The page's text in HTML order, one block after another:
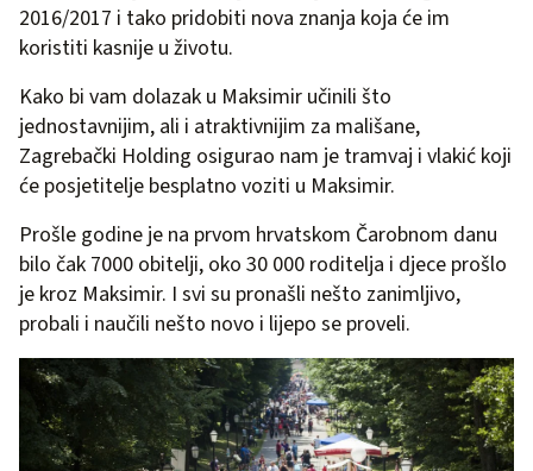
2016/2017 i tako pridobiti nova znanja koja će im
koristiti kasnije u životu.
Kako bi vam dolazak u Maksimir učinili što
jednostavnijim, ali i atraktivnijim za mališane,
Zagrebački Holding osigurao nam je tramvaj i vlakić koji
će posjetitelje besplatno voziti u Maksimir.
Prošle godine je na prvom hrvatskom Čarobnom danu
bilo čak 7000 obitelji, oko 30 000 roditelja i djece prošlo
je kroz Maksimir. I svi su pronašli nešto zanimljivo,
probali i naučili nešto novo i lijepo se proveli.